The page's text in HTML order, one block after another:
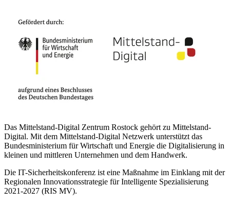
Das Mittelstand-Digital Zentrum Rostock gehört zu Mittelstand-
Digital. Mit dem Mittelstand-Digital Netzwerk unterstützt das
Bundesministerium für Wirtschaft und Energie die Digitalisierung in
kleinen und mittleren Unternehmen und dem Handwerk.
Die IT-Sicherheitskonferenz ist eine Maßnahme im Einklang mit der
Regionalen Innovationsstrategie für Intelligente Spezialisierung
2021-2027 (RIS MV).